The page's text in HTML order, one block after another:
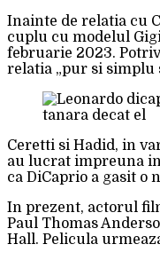
Inainte de relatia cu
cuplu cu modelul
februarie 2023.
relatia „pur si simplu
Ceretti si Hadid, in
au lucrat impreuna
ca DiCaprio a gasit o
In prezent, actorul
Paul Thomas
Hall. Pelicula